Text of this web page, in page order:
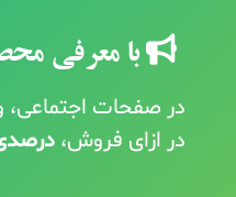
با معرفی
در صفحات
در ازای فروش،